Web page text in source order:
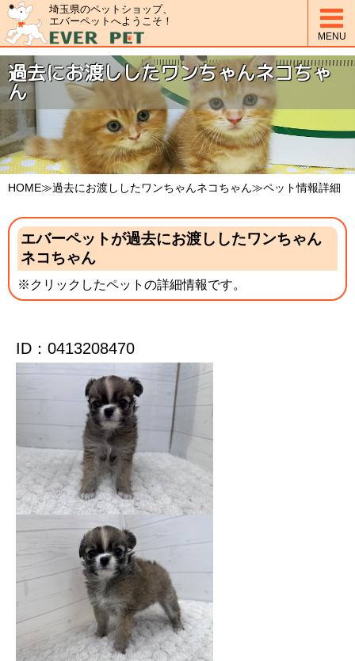
埼玉県のペットショップ、
エバーペットへようこそ！

MENU
過去にお渡ししたワンちゃんネコちゃ
ん
HOME≫過去にお渡ししたワンちゃんネコちゃん≫ペット情報詳細
エバーペットが過去にお渡ししたワンちゃん
ネコちゃん
※クリックしたペットの詳細情報です。
ID：0413208470